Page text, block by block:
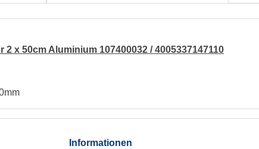
x 50cm Aluminium 107400032 / 4005337147110
Informationen